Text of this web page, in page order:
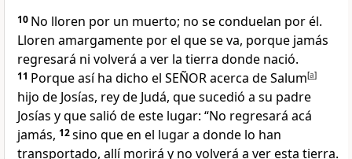
10 No lloren por un muerto; no se conduelan por él.
Lloren amargamente por el que se va, porque jamás
regresará ni volverá a ver la tierra donde nació.
11 Porque así ha dicho el SEÑOR acerca de Salum[a]
hijo de Josías, rey de Judá, que sucedió a su padre
Josías y que salió de este lugar: “No regresará acá
jamás, 12sino que en el lugar a donde lo han
transportado, allí morirá y no volverá a ver esta tierra.